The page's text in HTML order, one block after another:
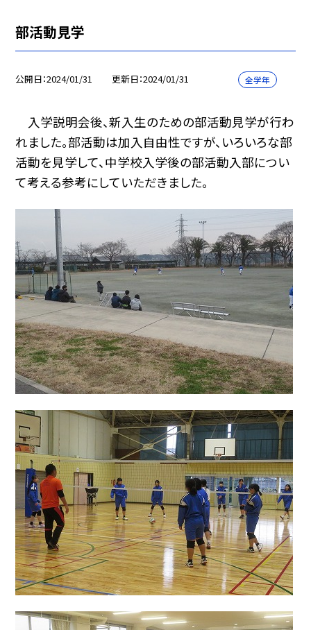
部活動見学
公開日 2024/01/31 更新日 2024/01/31 全学年
入学説明会後、新入生のための部活動見学が行わ
れました。部活動は加入自由性ですが、いろいろな部
活動を見学して、中学校入学後の部活動入部につい
て考える参考にしていただきました。